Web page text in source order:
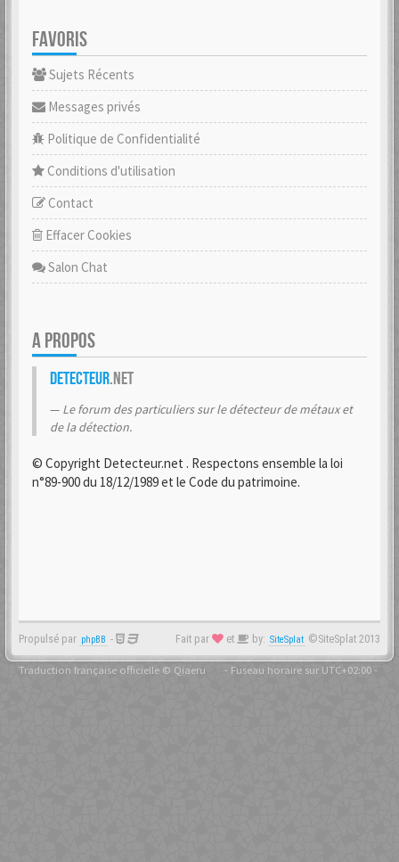
FAVORIS
Sujets Récents
Messages privés
Politique de Confidentialité
Conditions d'utilisation
Contact
Effacer Cookies
Salon Chat
A PROPOS
Detecteur.net
Le forum des particuliers sur le détecteur de métaux et
de la détection.
© Copyright Detecteur.net . Respectons ensemble la loi
n°89-900 du 18/12/1989 et le Code du patrimoine.
Propulsé par phpBB - Fait par et by: SiteSplat ©SiteSplat 2013
Traduction française officielle © Qiaeru - Fuseau horaire sur UTC+02:00 -